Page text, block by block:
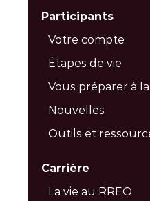
Participants
Votre compte
Étapes de vie
Vous préparer à
Nouvelles
Outils et
Carrière
La vie au RREO